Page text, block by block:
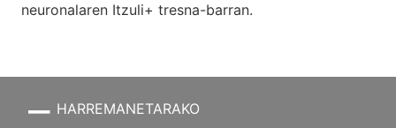
neuronalaren Itzuli+ tresna-barran.
HARREMANETARAKO